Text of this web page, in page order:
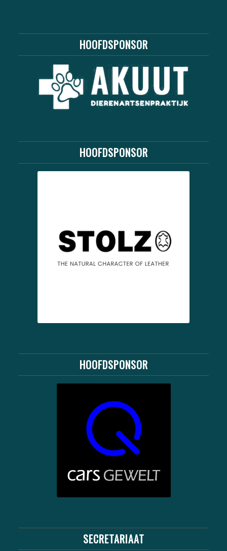
HOOFDSPONSOR
HOOFDSPONSOR
HOOFDSPONSOR
SECRETARIAAT